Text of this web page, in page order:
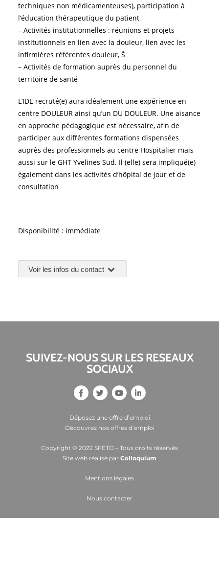
techniques non médicamenteuses), participation à
l’éducation thérapeutique du patient
– Activités institutionnelles : réunions et projets
institutionnels en lien avec la douleur, lien avec les
infirmières référentes douleur, Š
– Activités de formation auprès du personnel du
territoire de santé
L’IDE recruté(e) aura idéalement une expérience en
centre DOULEUR ainsi qu’un DU DOULEUR. Une aisance
en approche pédagogique est nécessaire, afin de
participer aux différentes formations dispensées
auprès des professionnels au centre Hospitalier mais
aussi sur le GHT Yvelines Sud. Il (elle) sera impliqué(e)
également dans les activités d’hôpital de jour et de
consultation
Disponibilité : immédiate
Voir les infos du contact
SUIVEZ-NOUS SUR LES RESEAUX
SOCIAUX
Déposez une offre d’emploi
Découvrez nos offres d’emploi
Copyright © 2022 SFETD – Tous droits réservés
Site web réalisé par Colloquium
Mentions légales
Nous contacter